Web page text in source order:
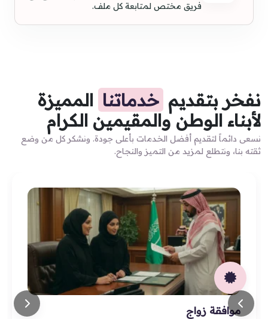
فريق مختص لمتابعة كل ملف.
نفخر بتقديم خدماتنا المميزة
لأبناء الوطن والمقيمين الكرام
نسعى دائماً لتقديم أفضل الخدمات بأعلى جودة. ونشكر كل من وضع
ثقته بنا، ونتطلع لمزيد من التميز والنجاح.
موافقة زواج